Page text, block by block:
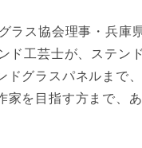
ラス協会理事・兵庫
工芸士が、ステン
グラスパネルまで
家を目指す方まで、